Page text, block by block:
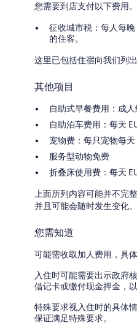
您需要到店支付以下费用
征收城市税：每人每晚
的住客。
这里已包括住宿向我们列
其他项目
自助式早餐费用：成人
自助泊车费用：每天
宠物费：每只宠物每天
服务型动物免费
折叠床使用费：每天
上面所列内容可能并不完
并且可能会随时发生变化。
您需知道
可能需收取加人费用，具
入住时可能需要出示政府
借记卡或缴付现金押金，
特殊要求视入住时的具体
保证满足特殊要求。